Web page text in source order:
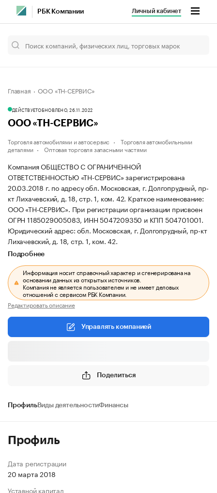
РБК Компании Личный кабинет
Главная ООО «ТН-СЕРВИС»
ДЕЙСТВУЕТОБНОВЛЕНО, 26.11.2022
ООО «ТН-СЕРВИС»
Торговля автомобилями и автосервис
Торговля автомобильными
деталями
Оптовая торговля запасными частями
Компания ОБЩЕСТВО С ОГРАНИЧЕННОЙ
ОТВЕТСТВЕННОСТЬЮ «ТН-СЕРВИС» зарегистрирована
20.03.2018 г. по адресу обл. Московская, г. Долгопрудный, пр-
кт Лихачевский, д. 18, стр. 1, ком. 42. Краткое наименование:
ООО «ТН-СЕРВИС». При регистрации организации присвоен
ОГРН 1185029005083, ИНН 5047209350 и КПП 504701001.
Юридический адрес: обл. Московская, г. Долгопрудный, пр-кт
Лихачевский, д. 18, стр. 1, ком. 42.
Подробнее
Информация носит справочный характер и сгенерирована на
основании данных из открытых источников.
Компания не является пользователем и не имеет деловых
отношений с сервисом РБК Компании.
Редактировать описание
Управлять компанией
Поделиться
ПрофильВиды деятельностиФинансы
Профиль
Дата регистрации
20 марта 2018
Уставной капитал